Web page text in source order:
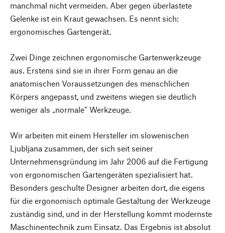
manchmal nicht vermeiden. Aber gegen überlastete
Gelenke ist ein Kraut gewachsen. Es nennt sich:
ergonomisches Gartengerät.
Zwei Dinge zeichnen ergonomische Gartenwerkzeuge
aus. Erstens sind sie in ihrer Form genau an die
anatomischen Voraussetzungen des menschlichen
Körpers angepasst, und zweitens wiegen sie deutlich
weniger als „normale“ Werkzeuge.
Wir arbeiten mit einem Hersteller im slowenischen
Ljubljana zusammen, der sich seit seiner
Unternehmensgründung im Jahr 2006 auf die Fertigung
von ergonomischen Gartengeräten spezialisiert hat.
Besonders geschulte Designer arbeiten dort, die eigens
für die ergonomisch optimale Gestaltung der Werkzeuge
zuständig sind, und in der Herstellung kommt modernste
Maschinentechnik zum Einsatz. Das Ergebnis ist absolut